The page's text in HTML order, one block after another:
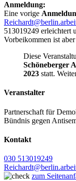
Anmeldung:
Eine vorige
513019249 erleichtert
Vorbeikommen ist
Diese
Schöneberger
2023 statt.
Veranstalter
Partnerschaft für
Bündnis gegen
Kontakt
030 513019249
zum